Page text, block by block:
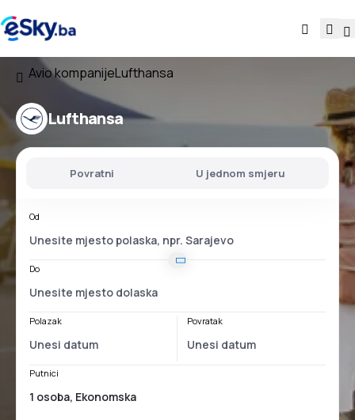
Avio kompanijeLufthansa
Lufthansa
Povratni U jednom smjeru
Od
Do
Polazak Povratak
Putnici